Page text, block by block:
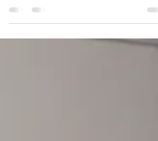
Montessori encourage l’autonomie de l’enfant et
respect de son rythme… même au moment du